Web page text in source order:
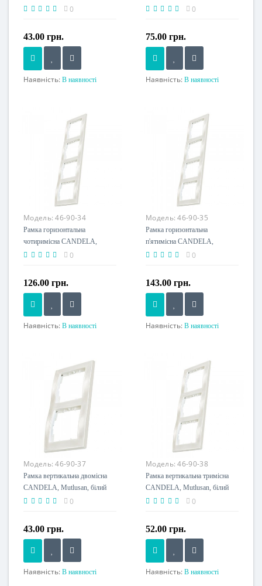
(2125 800 1201)0
43.00 грн.
Наявність: В наявності
(2125 800 1301)0
75.00 грн.
Наявність: В наявності
Модель:46-90-34
Рамка горизонтальна
чотиримісна CANDELA,
Mutlusan, білий, (2125 800
0
126.00 грн.
Наявність: В наявності
Модель:46-90-35
Рамка горизонтальна
п'ятимісна CANDELA,
Mutlusan, білий, (2125 800
0
143.00 грн.
Наявність: В наявності
Модель:46-90-37
Рамка вертикальна двомісна
CANDELA, Mutlusan, білий
(2125 800 2201)0
43.00 грн.
Наявність: В наявності
Модель:46-90-38
Рамка вертикальна тримісна
CANDELA, Mutlusan, білий
(2125 800 2301)0
52.00 грн.
Наявність: В наявності